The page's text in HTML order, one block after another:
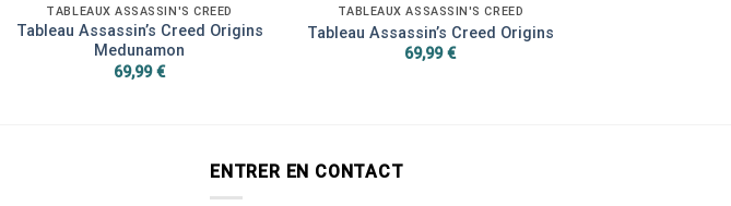
TABLEAUX ASSASSIN'S CREED
Tableau Assassin’s Creed Origins
Medunamon
69,99€
TABLEAUX ASSASSIN'S CREED
Tableau Assassin’s Creed Origins
69,99€
ENTRER EN CONTACT